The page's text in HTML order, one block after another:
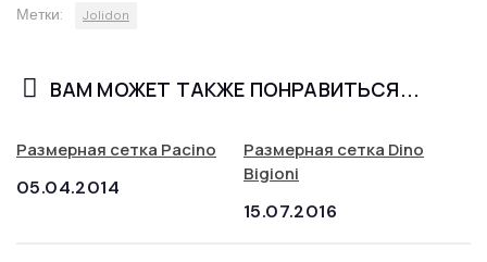
Метки: Jolidon
ВАМ МОЖЕТ ТАКЖЕ ПОНРАВИТЬСЯ...
Размерная сетка Pacino
05.04.2014
Размерная сетка Dino
Bigioni
15.07.2016